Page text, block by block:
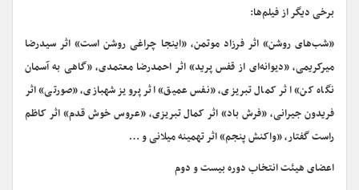
برخی دیگر از فیلم‌ها:
«شب‌های روشن» اثر فرزاد موتمن، «اینجا چراغی روشن است» اثر سیدرضا
میرکریمی، «دیوانه‌ای از قفس پرید» اثر احمدرضا معتمدی، «گاهی به آسمان
نگاه کن» اثر کمال تبریزی، «نفس عمیق» اثر پرویز شهبازی، «صورتی» اثر
فریدون جیرانی، «فرش باد» اثر کمال تبریزی، «عروس خوش قدم» اثر کاظم
راست گفتار، «واکنش پنجم» اثر تهمینه میلانی و …
اعضای هیئت انتخاب دوره بیست و دوم